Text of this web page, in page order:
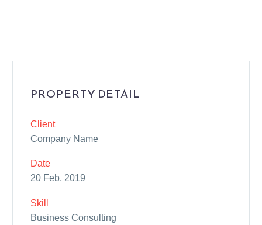
PROPERTY DETAIL
Client
Company Name
Date
20 Feb, 2019
Skill
Business Consulting